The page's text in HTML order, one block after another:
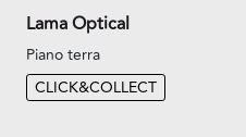
Lama Optical
Piano terra
CLICK&COLLECT